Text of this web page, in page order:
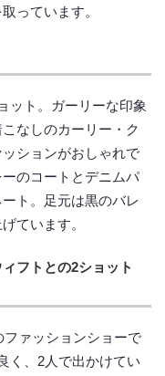
っています。
ット。ガーリーな印象
なしのカーリー・ク
ションがおしゃれで
のコートとデニムパ
ト。足元は黒のバレ
ています。
フトとの2ショット
ァッションショーで
く、2人で出かけてい